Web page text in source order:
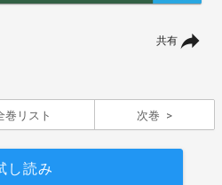
共有
巻リスト 次巻
し読み